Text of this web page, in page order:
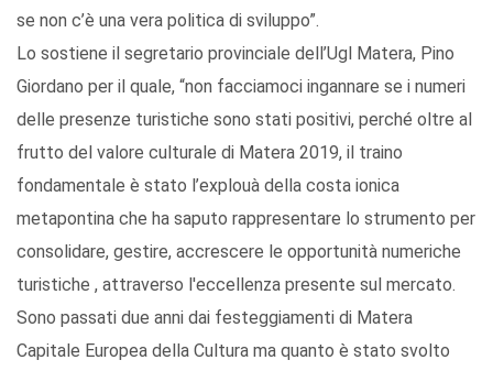
se non c’è una vera politica di sviluppo”.
Lo sostiene il segretario provinciale dell’Ugl Matera, Pino
Giordano per il quale, “non facciamoci ingannare se i numeri
delle presenze turistiche sono stati positivi, perché oltre al
frutto del valore culturale di Matera 2019, il traino
fondamentale è stato l’explouà della costa ionica
metapontina che ha saputo rappresentare lo strumento per
consolidare, gestire, accrescere le opportunità numeriche
turistiche , attraverso l'eccellenza presente sul mercato.
Sono passati due anni dai festeggiamenti di Matera
Capitale Europea della Cultura ma quanto è stato svolto